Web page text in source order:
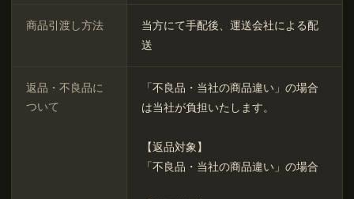
商品引渡し方法
当方にて手配後、運送会社による配
送
返品・不良品に
ついて
「不良品・当社の商品違い」の場合
は当社が負担いたします。
【返品対象】
「不良品・当社の商品違い」の場合